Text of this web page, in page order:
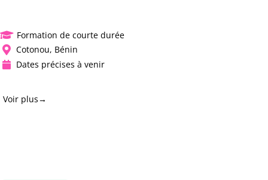
 Formation de courte durée
 Cotonou, Bénin
 Dates précises à venir
Voir plus→